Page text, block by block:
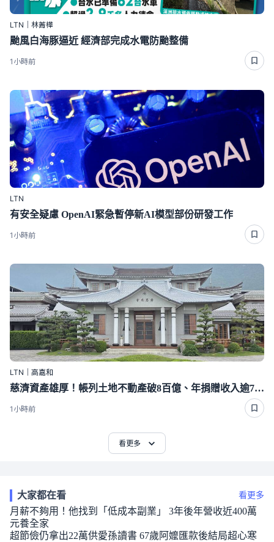
LTN｜林菁樺
颱風白海豚逼近 經濟部完成水電防颱整備
1小時前
LTN
有安全疑慮 OpenAI緊急暫停新AI模型部份研發工作
1小時前
LTN｜高嘉和
慈濟資產雄厚！帳列土地不動產破8百億、年捐贈收入逾70億
1小時前
看更多
大家都在看 看更多
月薪不夠用！他找到「低成本副業」 3年後年營收近400萬
元養全家
超節儉仍拿出22萬供愛孫讀書 67歲阿嬤匯款後結局超心寒